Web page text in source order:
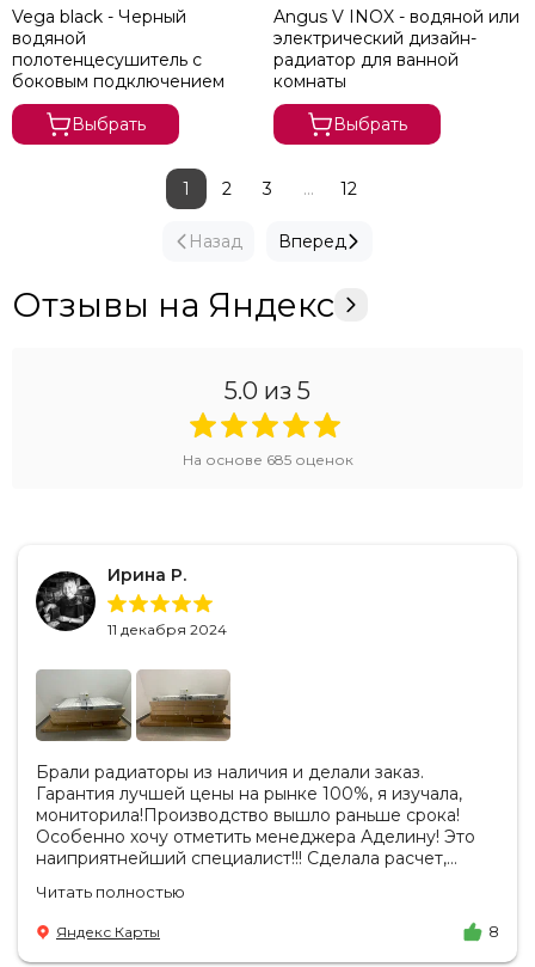
Vega black - Черный
водяной
полотенцесушитель с
боковым подключением
Выбрать
Angus V INOX - водяной или
электрический дизайн-
радиатор для ванной
комнаты
Выбрать
Назад
1 2 3 ... 12
Вперед
Отзывы на Яндекс
5.0 из 5
На основе 685оценок
Ирина Р.
11 декабря 2024
Брали радиаторы из наличия и делали заказ.
Гарантия лучшей цены на рынке 100%, я изучала,
мониторила!Производство вышло раньше срока!
Особенно хочу отметить менеджера Аделину! Это
наиприятнейший специалист!!! Сделала расчет,
цену. Всегда на связи, на все вопросы есть ответы.
Доставка на удобный день, удобное время! Никаких
замечаний, только бесконечное удовольствие от
Читать полностью
Яндекс Карты 8